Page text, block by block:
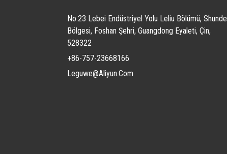
No.23 Lebei Endüstriyel Yolu Leliu Bölümü, Shunde
Bölgesi, Foshan Şehri, Guangdong Eyaleti, Çin,
528322
+86-757-23668166
Leguwe@aliyun.com